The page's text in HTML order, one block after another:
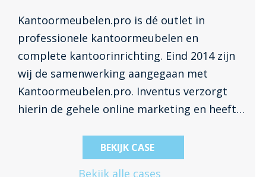
Kantoormeubelen.pro is dé outlet in
professionele kantoormeubelen en
complete kantoorinrichting. Eind 2014 zijn
wij de samenwerking aangegaan met
Kantoormeubelen.pro. Inventus verzorgt
hierin de gehele online marketing en heeft
Inventus in deze samenwerking is het
constant optimaliseren van online
BEKIJK CASE
Bekijk alle cases